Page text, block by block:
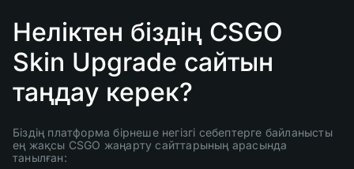
Неліктен біздің CSGO
Skin Upgrade сайтын
таңдау керек?
Біздің платформа бірнеше негізгі себептерге байланысты
ең жақсы CSGO жаңарту сайттарының арасында
танылған: